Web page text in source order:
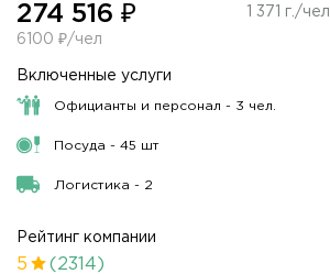
274 516 ₽
6100 ₽/чел
1 371 г./чел.
Включенные услуги
Официанты и персонал - 3 чел.
Посуда - 45 шт
Логистика - 2
Рейтинг компании
5 (2314)